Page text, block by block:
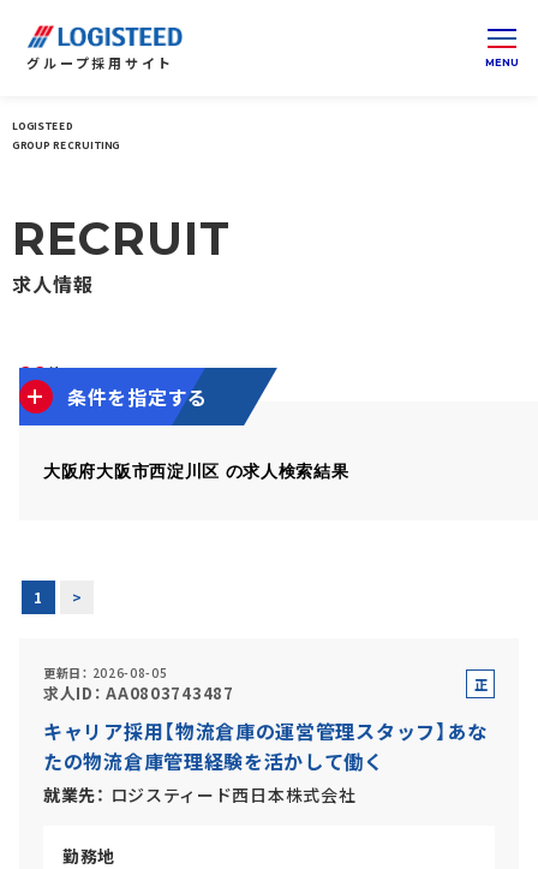
グループ採用サイト
アルバイト・
LOGISTEED
GROUP RECRUITING
RECRUIT
求人情報
22件
条件を指定する
大阪府大阪市西淀川区 の求人検索結果
1 >
更新日 2026-08-05
求人ID AA0803743487
正
員
キャリア採用【物流倉庫の運営管理スタッフ】あな
たの物流倉庫管理経験を活かして働く
就業先 ロジスティード西日本株式会社
勤務地